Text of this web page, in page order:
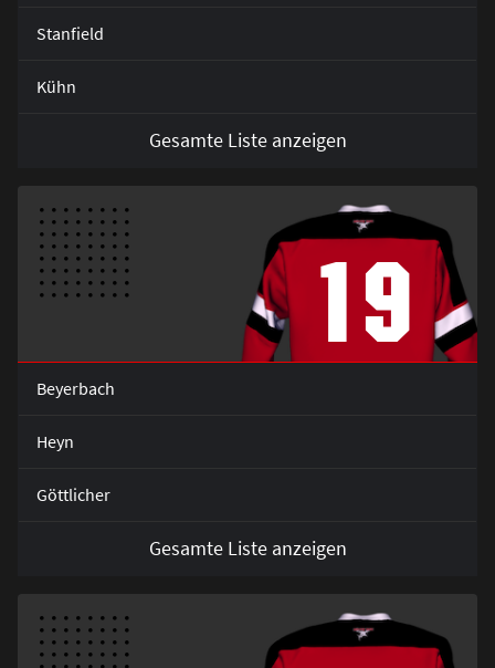
Stanfield
Kühn
Gesamte Liste anzeigen
19
Beyerbach
Heyn
Göttlicher
Gesamte Liste anzeigen